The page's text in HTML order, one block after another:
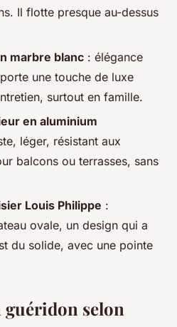
Il flotte presque au-dessus
marbre blanc : élégance
une touche de luxe
surtout en famille.
en aluminium
léger, résistant aux
balcons ou terrasses, sans
Louis Philippe :
ovale, un design qui a
du solide, avec une pointe
selon